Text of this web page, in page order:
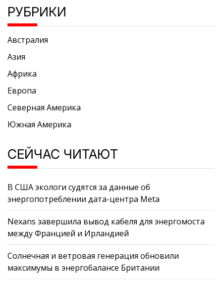
РУБРИКИ
Австралия
Азия
Африка
Европа
Северная Америка
Южная Америка
СЕЙЧАС ЧИТАЮТ
В США экологи судятся за данные об
энергопотреблении дата-центра Meta
Nexans завершила вывод кабеля для энергомоста
между Францией и Ирландией
Солнечная и ветровая генерация обновили
максимумы в энергобалансе Британии